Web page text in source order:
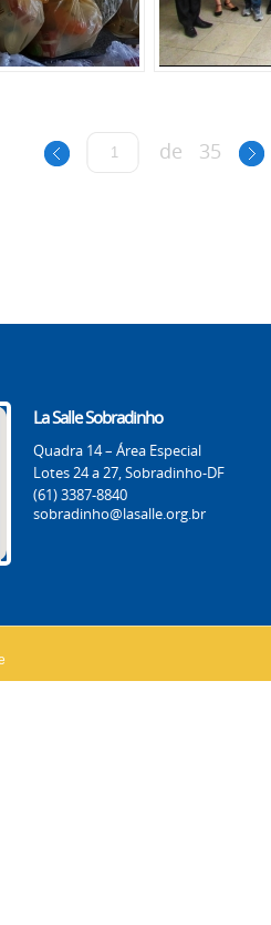
de 35
La Salle Sobradinho
Quadra 14 – Área Especial
Lotes 24 a 27, Sobradinho-DF
(61) 3387-8840
sobradinho@lasalle.org.br